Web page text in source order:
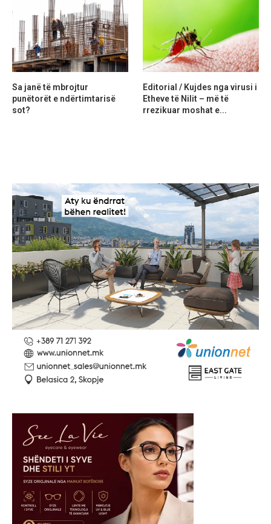
Sa janë të mbrojtur
punëtorët e ndërtimtarisë
sot?
Editorial / Kujdes nga virusi i
Etheve të Nilit – më të
rrezikuar moshat e...